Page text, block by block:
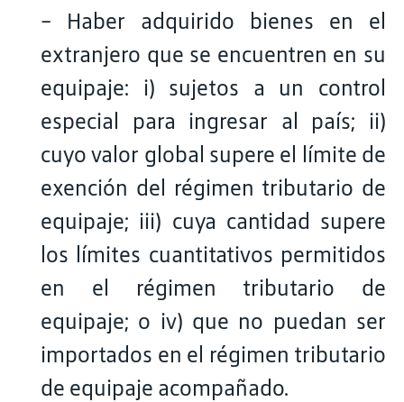
- Haber adquirido bienes en el
extranjero que se encuentren en su
equipaje: i) sujetos a un control
especial para ingresar al país; ii)
cuyo valor global supere el límite de
exención del régimen tributario de
equipaje; iii) cuya cantidad supere
los límites cuantitativos permitidos
en el régimen tributario de
equipaje; o iv) que no puedan ser
importados en el régimen tributario
de equipaje acompañado.